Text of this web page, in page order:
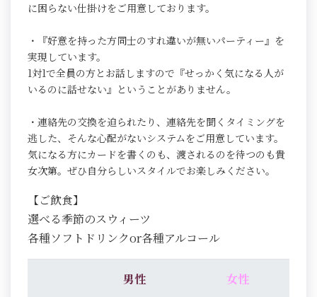
に困らない仕掛けをご用意しております。
・『好意を持った方同士のすれ違いが無いパーティー』を
実現しています。
1対1で全員の方とお話しますので『せっかく気になる人が
いるのに話せない』ということがありません。
・連絡先の交換を迫られたり、連絡先を聞くタイミングを
逃した、そんな心配がないシステムをご用意しています。
気になる方にカードを書くのも、渡されるのを待つのも貴
女次第。ぜひ自分らしいスタイルでお楽しみください。
【ご飲食】
選べる季節のスウィーツ
各種ソフトドリンクor各種アルコール
男性 女性